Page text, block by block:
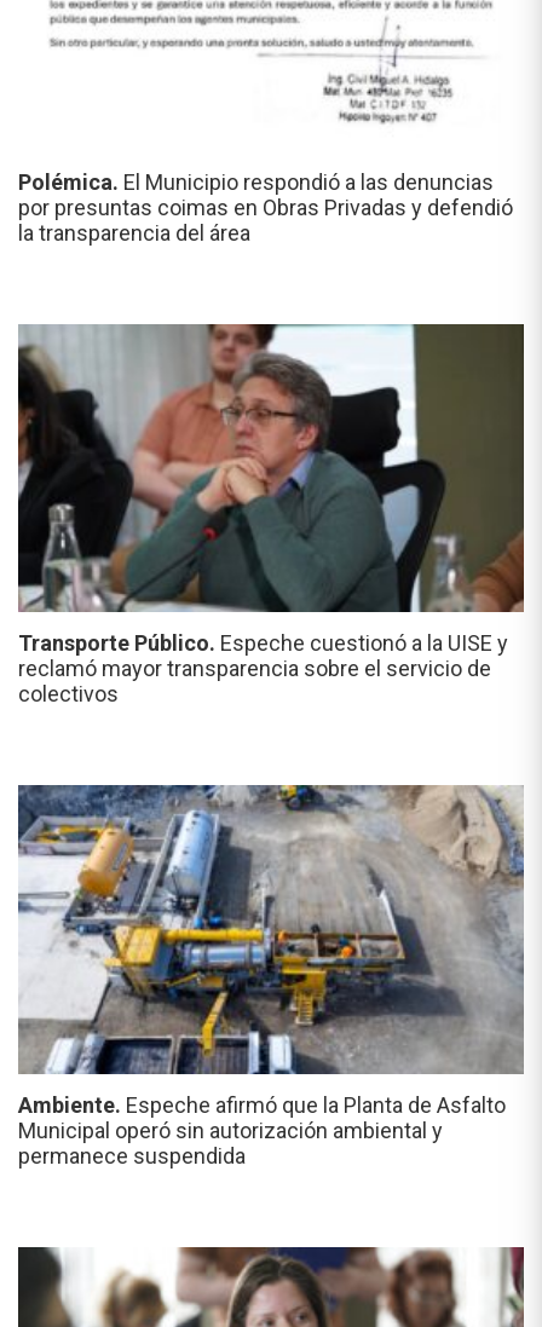
Polémica. El Municipio respondió a las denuncias
por presuntas coimas en Obras Privadas y defendió
la transparencia del área
Transporte Público. Espeche cuestionó a la UISE y
reclamó mayor transparencia sobre el servicio de
colectivos
Ambiente. Espeche afirmó que la Planta de Asfalto
Municipal operó sin autorización ambiental y
permanece suspendida